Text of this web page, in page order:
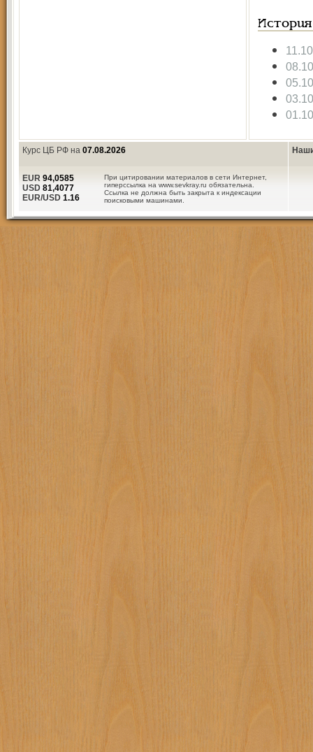
История
Курс ЦБ РФ на 07.08.2026
При цитировании материалов в сети Интернет,
гиперссылка на www.sevkray.ru обязательна.
Ссылка не должна быть закрыта к индексации
поисковыми машинами.
EUR 94,0585
USD 81,4077
EUR/USD 1.16